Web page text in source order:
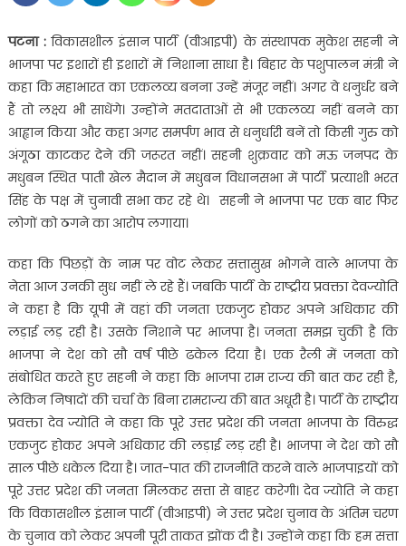
पटना :विकासशील इंसान पार्टी (वीआइपी) के संस्थापक मुकेश सहनी ने
भाजपा पर इशारों ही इशारों में निशाना साधा है। बिहार के पशुपालन मंत्री ने
कहा कि महाभारत का एकलव्य बनना उन्हें मंजूर नहीं। अगर वे धनुर्धर बने
हैं तो लक्ष्य भी साधेंगे। उन्होंने मतदाताओं से भी एकलव्य नहीं बनने का
आह्वान किया और कहा अगर समर्पण भाव से धनुर्धारी बनें तो किसी गुरु को
अंगूठा काटकर देने की जरूरत नहीं। सहनी शुक्रवार को मऊ जनपद के
मधुबन स्थित पाती खेल मैदान में मधुबन विधानसभा में पार्टी प्रत्याशी भरत
सिंह के पक्ष में चुनावी सभा कर रहे थे। सहनी ने भाजपा पर एक बार फिर
लोगों को ठगने का आरोप लगाया।
कहा कि पिछड़ों के नाम पर वोट लेकर सत्तासुख भोगने वाले भाजपा के
नेता आज उनकी सुध नहीं ले रहे हैं। जबकि पार्टी के राष्ट्रीय प्रवक्ता देवज्योति
ने कहा है कि यूपी में वहां की जनता एकजुट होकर अपने अधिकार की
लड़ाई लड़ रही है। उसके निशाने पर भाजपा है। जनता समझ चुकी है कि
भाजपा ने देश को सौ वर्ष पीछे ढकेल दिया है। एक रैली में जनता को
संबोधित करते हुए सहनी ने कहा कि भाजपा राम राज्य की बात कर रही है,
लेकिन निषादों की चर्चा के बिना रामराज्य की बात अधूरी है। पार्टी के राष्ट्रीय
प्रवक्ता देव ज्योति ने कहा कि पूरे उत्तर प्रदेश की जनता भाजपा के विरुद्ध
एकजुट होकर अपने अधिकार की लड़ाई लड़ रही है। भाजपा ने देश को सौ
साल पीछे धकेल दिया है। जात-पात की राजनीति करने वाले भाजपाइयों को
पूरे उत्तर प्रदेश की जनता मिलकर सत्ता से बाहर करेगी। देव ज्योति ने कहा
कि विकासशील इंसान पार्टी (वीआइपी) ने उत्तर प्रदेश चुनाव के अंतिम चरण
के चुनाव को लेकर अपनी पूरी ताकत झोंक दी है। उन्होंने कहा कि हम सत्ता